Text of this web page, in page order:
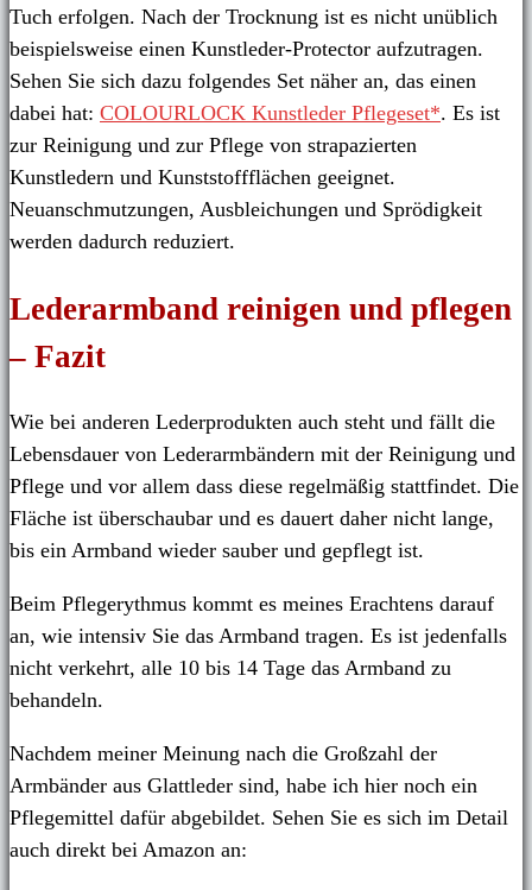
Tuch erfolgen. Nach der Trocknung ist es nicht unüblich
beispielsweise einen Kunstleder-Protector aufzutragen.
Sehen Sie sich dazu folgendes Set näher an, das einen
dabei hat: COLOURLOCK Kunstleder Pflegeset*. Es ist
zur Reinigung und zur Pflege von strapazierten
Kunstledern und Kunststoffflächen geeignet.
Neuanschmutzungen, Ausbleichungen und Sprödigkeit
werden dadurch reduziert.
Lederarmband reinigen und pflegen
– Fazit
Wie bei anderen Lederprodukten auch steht und fällt die
Lebensdauer von Lederarmbändern mit der Reinigung und
Pflege und vor allem dass diese regelmäßig stattfindet. Die
Fläche ist überschaubar und es dauert daher nicht lange,
bis ein Armband wieder sauber und gepflegt ist.
Beim Pflegerythmus kommt es meines Erachtens darauf
an, wie intensiv Sie das Armband tragen. Es ist jedenfalls
nicht verkehrt, alle 10 bis 14 Tage das Armband zu
behandeln.
Nachdem meiner Meinung nach die Großzahl der
Armbänder aus Glattleder sind, habe ich hier noch ein
Pflegemittel dafür abgebildet. Sehen Sie es sich im Detail
auch direkt bei Amazon an: